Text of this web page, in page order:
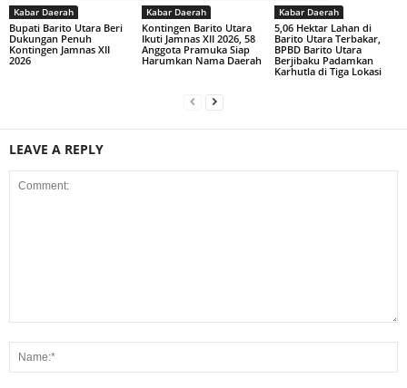
Kabar Daerah
Bupati Barito Utara Beri
Dukungan Penuh
Kontingen Jamnas XII
2026
Kabar Daerah
Kontingen Barito Utara
Ikuti Jamnas XII 2026, 58
Anggota Pramuka Siap
Harumkan Nama Daerah
Kabar Daerah
5,06 Hektar Lahan di
Barito Utara Terbakar,
BPBD Barito Utara
Berjibaku Padamkan
Karhutla di Tiga Lokasi
LEAVE A REPLY